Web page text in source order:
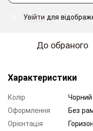
Увійти для
До обраного
Характеристики
Колір
Чорний
Оформлення
Без
Орієнтація